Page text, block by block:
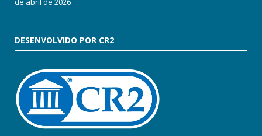
DESENVOLVIDO POR CR2